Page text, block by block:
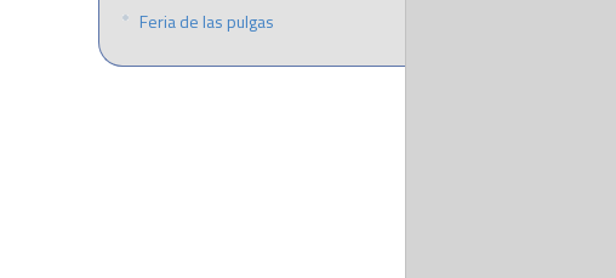
Feria de las pulgas